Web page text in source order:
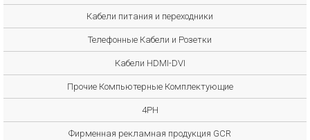
Кабели питания и переходники
Телефонные Кабели и Розетки
Кабели HDMI-DVI
Прочие Компьютерные Комплектующие
4PH
Фирменная рекламная продукция GCR